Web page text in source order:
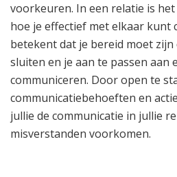
voorkeuren. In een relatie is
hoe je effectief met elkaar kunt
betekent dat je bereid moet
sluiten en je aan te passen aan
communiceren. Door open te
communicatiebehoeften en
jullie de communicatie in jullie
misverstanden voorkomen.